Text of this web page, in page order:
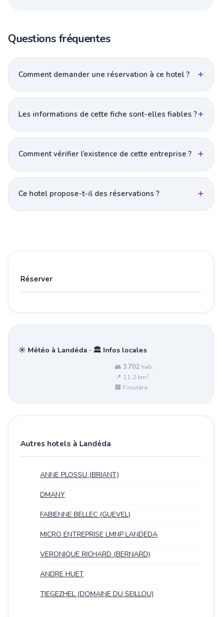
Questions fréquentes
Comment demander une réservation à ce hotel ?
Les informations de cette fiche sont-elles fiables ?
Comment vérifier l’existence de cette entreprise ?
Ce hotel propose-t-il des réservations ?
Réserver
☀️ Météo à Landéda · 🏛️ Infos locales
👥 3 702 hab.
📍 11.2 km²
🏢 Finistère
Autres hotels à Landéda
ANNE PLOSSU (BRIANT)
DMANY
FABIENNE BELLEC (GUEVEL)
MICRO ENTREPRISE LMNP LANDEDA
VERONIQUE RICHARD (BERNARD)
ANDRE HUET
TIEGEZHEL (DOMAINE DU SEILLOU)